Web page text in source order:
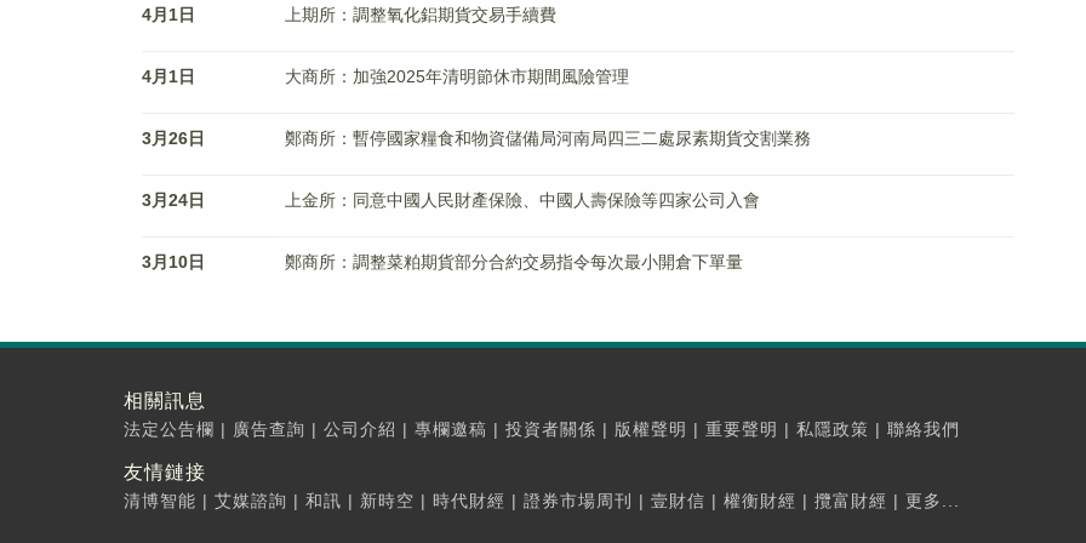
4月1日 上期所：調整氧化鋁期貨交易手續費
4月1日 大商所：加強2025年清明節休市期間風險管理
3月26日 鄭商所：暫停國家糧食和物資儲備局河南局四三二處尿素期貨交割業務
3月24日 上金所：同意中國人民財產保險、中國人壽保險等四家公司入會
3月10日 鄭商所：調整菜粕期貨部分合約交易指令每次最小開倉下單量
相關訊息
法定公告欄 | 廣告查詢 | 公司介紹 | 專欄邀稿 | 投資者關係 | 版權聲明 | 重要聲明 | 私隱政策 | 聯絡我們
友情鏈接
清博智能 | 艾媒諮詢 | 和訊 | 新時空 | 時代財經 | 證券市場周刊 | 壹財信 | 權衡財經 | 攬富財經 | 更多...